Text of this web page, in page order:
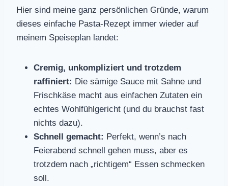
Hier sind meine ganz persönlichen Gründe, warum
dieses einfache Pasta-Rezept immer wieder auf
meinem Speiseplan landet:
Cremig, unkompliziert und trotzdem
raffiniert: Die sämige Sauce mit Sahne und
Frischkäse macht aus einfachen Zutaten ein
echtes Wohlfühlgericht (und du brauchst fast
nichts dazu).
Schnell gemacht: Perfekt, wenn’s nach
Feierabend schnell gehen muss, aber es
trotzdem nach „richtigem“ Essen schmecken
soll.